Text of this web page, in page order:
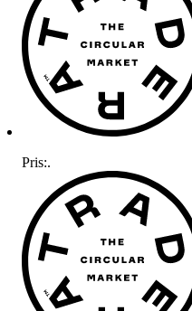
Pris:.